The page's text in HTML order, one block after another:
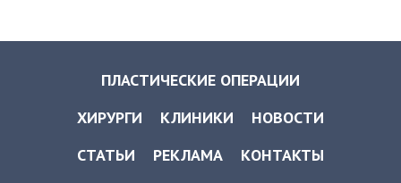
ПЛАСТИЧЕСКИЕ ОПЕРАЦИИ
ХИРУРГИ
КЛИНИКИ
НОВОСТИ
СТАТЬИ
РЕКЛАМА КОНТАКТЫ